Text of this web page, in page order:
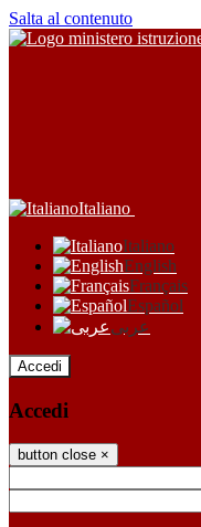
Salta al contenuto
Italiano
Italiano
English
Français
Español
عربى
Accedi
Accedi
button close ×